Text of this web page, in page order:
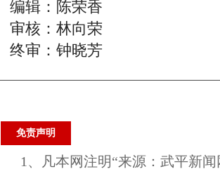
编辑：陈荣香
审核：林向荣
终审：钟晓芳
免责声明
1、凡本网注明“来源：武平新